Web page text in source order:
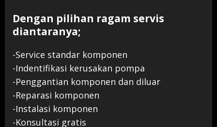
Dengan pilihan ragam servis
diantaranya;
-Service standar komponen
-Indentifikasi kerusakan pompa
-Penggantian komponen dan diluar
-Reparasi komponen
-Instalasi komponen
-Konsultasi gratis